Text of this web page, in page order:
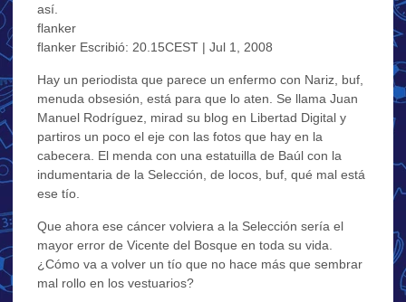
así.
flanker
flanker Escribió: 20.15CEST | Jul 1, 2008
Hay un periodista que parece un enfermo con Nariz, buf,
menuda obsesión, está para que lo aten. Se llama Juan
Manuel Rodríguez, mirad su blog en Libertad Digital y
partiros un poco el eje con las fotos que hay en la
cabecera. El menda con una estatuilla de Baúl con la
indumentaria de la Selección, de locos, buf, qué mal está
ese tío.
Que ahora ese cáncer volviera a la Selección sería el
mayor error de Vicente del Bosque en toda su vida.
¿Cómo va a volver un tío que no hace más que sembrar
mal rollo en los vestuarios?